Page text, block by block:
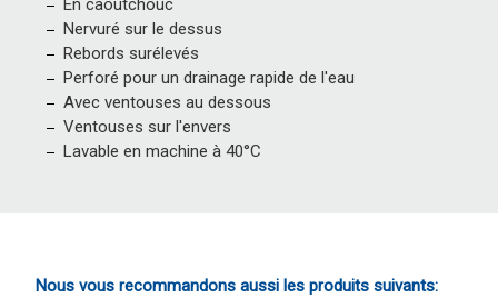
En caoutchouc
Nervuré sur le dessus
Rebords surélevés
Perforé pour un drainage rapide de l'eau
Avec ventouses au dessous
Ventouses sur l'envers
Lavable en machine à 40°C
Nous vous recommandons aussi les produits suivants: